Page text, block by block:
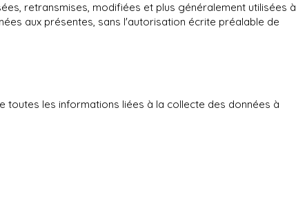
retransmises, modifiées et plus généralement utilisées à
aux présentes, sans l'autorisation écrite préalable de
toutes les informations liées à la collecte des données à